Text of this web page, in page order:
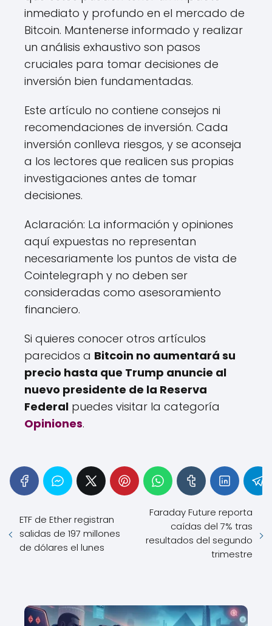
inmediato y profundo en el mercado de
Bitcoin. Mantenerse informado y realizar
un análisis exhaustivo son pasos
cruciales para tomar decisiones de
inversión bien fundamentadas.
Este artículo no contiene consejos ni
recomendaciones de inversión. Cada
inversión conlleva riesgos, y se aconseja
a los lectores que realicen sus propias
investigaciones antes de tomar
decisiones.
Aclaración: La información y opiniones
aquí expuestas no representan
necesariamente los puntos de vista de
Cointelegraph y no deben ser
consideradas como asesoramiento
financiero.
Si quieres conocer otros artículos
parecidos a Bitcoin no aumentará su
precio hasta que Trump anuncie al
nuevo presidente de la Reserva
Federal puedes visitar la categoría
Opiniones.
ETF de Ether registran
salidas de 197 millones
de dólares el lunes
Faraday Future reporta
caídas del 7% tras
resultados del segundo
trimestre